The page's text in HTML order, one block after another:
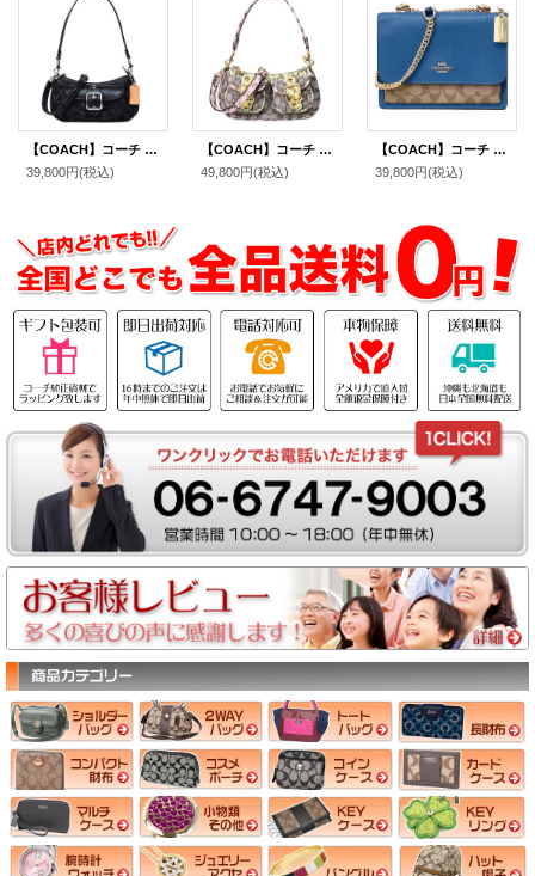
【COACH】コーチ バッグ デニム レザー シグネチャー ミニ アシュトン 2way クロスボディ 斜め掛け ショルダー ハンドバッグ ブラック（日本未発売）
39,800円(税込)
【COACH】コーチ バッグ パイソン ジャガード レザー シグネチャー スネーク アシュトン バゲット 2way クロスボディ 斜め掛け ショルダー ハンドバッグ オークマルチ（日本未発売）
49,800円(税込)
【COACH】コーチ クロスグレインレザー コーティングキャンバス シグネチャー クレア チェーン クロスボディ 2way 斜め掛け ショルダー バッグ カーキ×ディープアトランティック（日本未発売）
39,800円(税込)